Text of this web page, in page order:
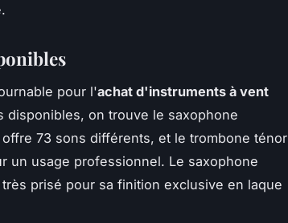
pour l'achat d'instruments à vent
disponibles, on trouve le saxophone
73 sons différents, et le trombone ténor
un usage professionnel. Le saxophone
prisé pour sa finition exclusive en laque